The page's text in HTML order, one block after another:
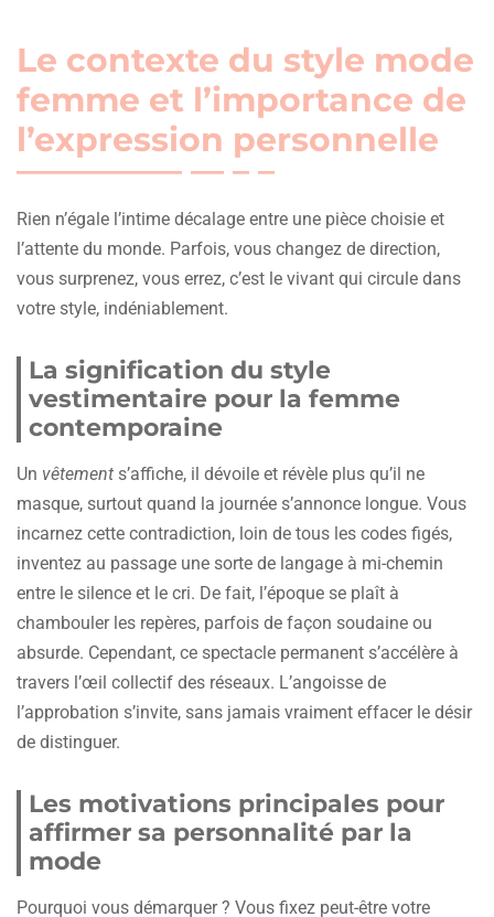
Le contexte du style mode
femme et l’importance de
l’expression personnelle
Rien n’égale l’intime décalage entre une pièce choisie et
l’attente du monde. Parfois, vous changez de direction,
vous surprenez, vous errez, c’est le vivant qui circule dans
votre style, indéniablement.
La signification du style
vestimentaire pour la femme
contemporaine
Un vêtement s’affiche, il dévoile et révèle plus qu’il ne
masque, surtout quand la journée s’annonce longue. Vous
incarnez cette contradiction, loin de tous les codes figés,
inventez au passage une sorte de langage à mi-chemin
entre le silence et le cri. De fait, l’époque se plaît à
chambouler les repères, parfois de façon soudaine ou
absurde. Cependant, ce spectacle permanent s’accélère à
travers l’œil collectif des réseaux. L’angoisse de
l’approbation s’invite, sans jamais vraiment effacer le désir
de distinguer.
Les motivations principales pour
affirmer sa personnalité par la
mode
Pourquoi vous démarquer ? Vous fixez peut-être votre